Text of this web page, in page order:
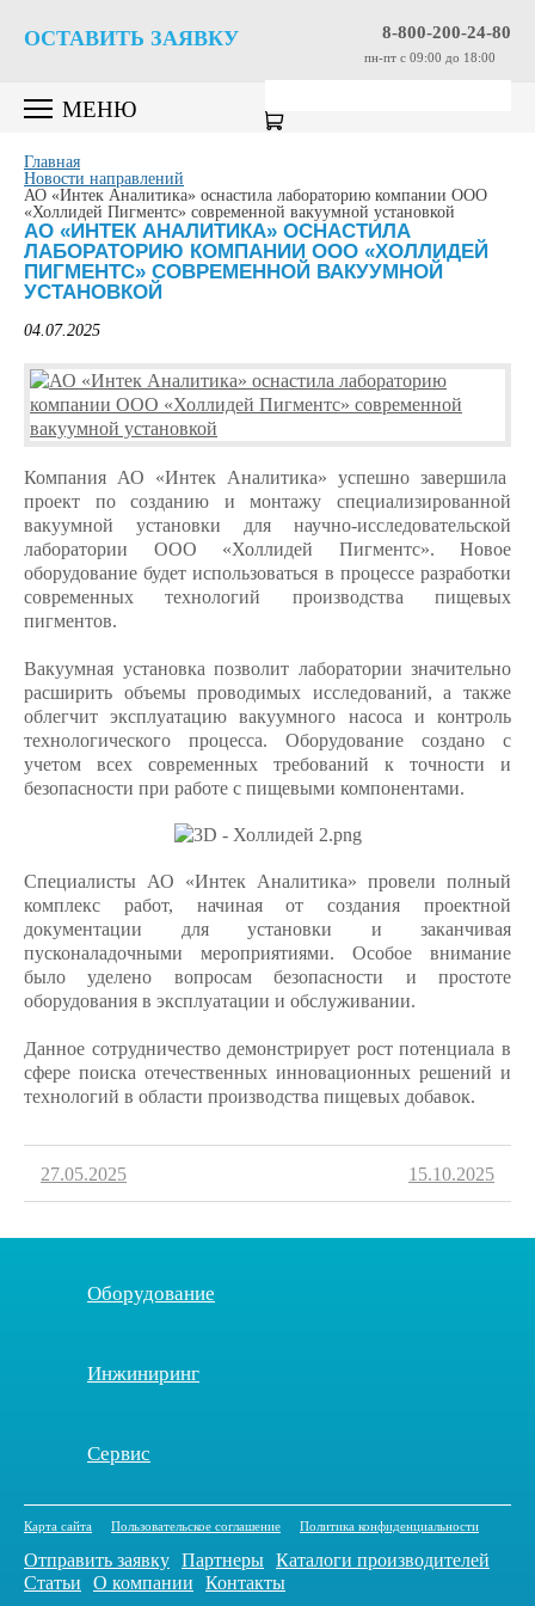
8-800-200-24-80
пн-пт c 09:00 до 18:00
ОСТАВИТЬ ЗАЯВКУ
МЕНЮ
Главная
Новости направлений
АО «Интек Аналитика» оснастила лабораторию компании ООО
«Холлидей Пигментс» современной вакуумной установкой
АО «ИНТЕК АНАЛИТИКА» ОСНАСТИЛА
ЛАБОРАТОРИЮ КОМПАНИИ ООО «ХОЛЛИДЕЙ
ПИГМЕНТС» СОВРЕМЕННОЙ ВАКУУМНОЙ
УСТАНОВКОЙ
04.07.2025
Компания АО «Интек Аналитика» успешно завершила
проект по созданию и монтажу специализированной
вакуумной установки для научно-исследовательской
лаборатории ООО «Холлидей Пигментс». Новое
оборудование будет использоваться в процессе разработки
современных технологий производства пищевых
пигментов.
Вакуумная установка позволит лаборатории значительно
расширить объемы проводимых исследований, а также
облегчит эксплуатацию вакуумного насоса и контроль
технологического процесса. Оборудование создано с
учетом всех современных требований к точности и
безопасности при работе с пищевыми компонентами.
Специалисты АО «Интек Аналитика» провели полный
комплекс работ, начиная от создания проектной
документации для установки и заканчивая
пусконаладочными мероприятиями. Особое внимание
было уделено вопросам безопасности и простоте
оборудования в эксплуатации и обслуживании.
Данное сотрудничество демонстрирует рост потенциала в
сфере поиска отечественных инновационных решений и
технологий в области производства пищевых добавок.
27.05.2025 15.10.2025
Оборудование
Инжиниринг
Сервис
Карта сайта Пользовательское соглашение Политика конфиденциальности
Отправить заявку Партнеры Каталоги производителей
Статьи
О компании Контакты